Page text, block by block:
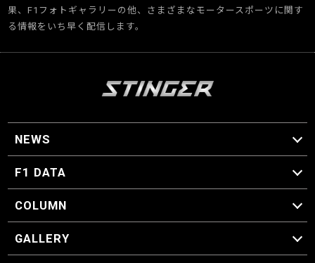
果、F1フォトギャラリーの他、さまざまなモータースポーツに関す
る情報をいち早く配信します。
NEWS
F1 ニュース
F1 DATA
F1 日程
F1 データ
COLUMN
マイ・ワンダフル・サーキット
スクーデリア・一方通行
F1に燃え、ゴルフに泣く日々。
スティングくんの部屋
GALLERY